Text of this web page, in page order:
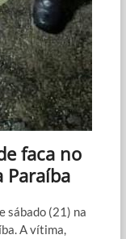
faca no
Paraíba
sábado (21) na
A vítima,